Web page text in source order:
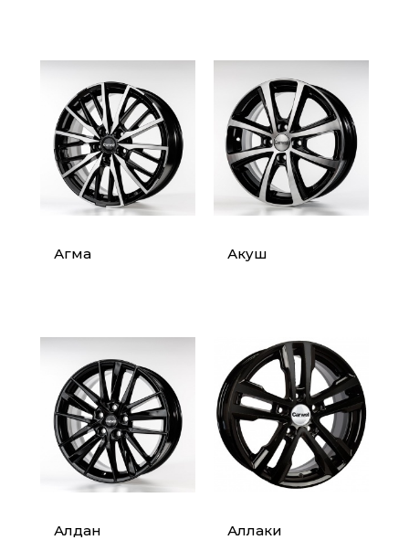
Агма Акуш
Алдан Аллаки